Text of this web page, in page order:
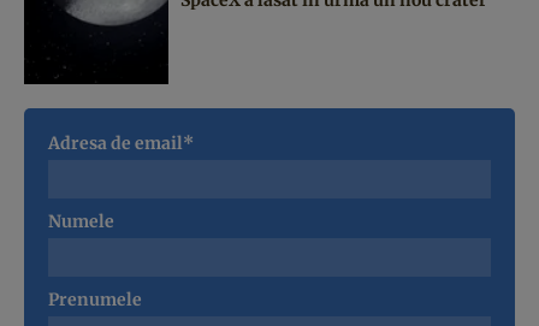
Adresa de email*
Numele
Prenumele